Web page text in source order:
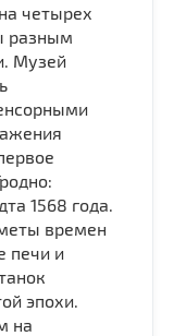
четырех
разным
Музей
1568 года.
времен
печи и
эпохи.
на